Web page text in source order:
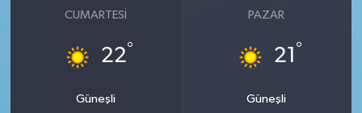
CUMARTESI
22°
Güneşli
PAZAR
21 °
Güneşli